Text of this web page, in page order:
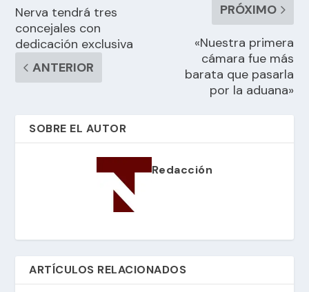
Nerva tendrá tres
concejales con
dedicación exclusiva
ANTERIOR
PRÓXIMO
«Nuestra primera
cámara fue más
barata que pasarla
por la aduana»
SOBRE EL AUTOR
Redacción
ARTÍCULOS RELACIONADOS